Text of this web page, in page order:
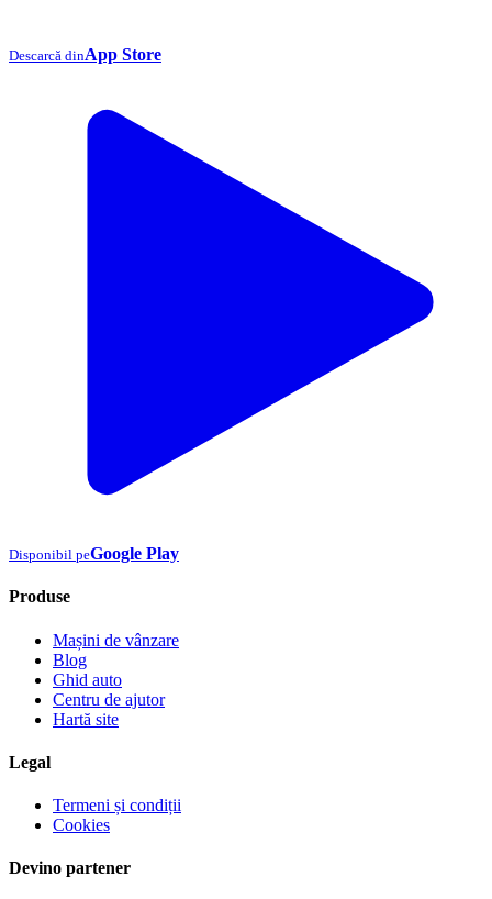
Descarcă dinApp Store
Disponibil peGoogle Play
Produse
Mașini de vânzare
Blog
Ghid auto
Centru de ajutor
Hartă site
Legal
Termeni și condiții
Cookies
Devino partener